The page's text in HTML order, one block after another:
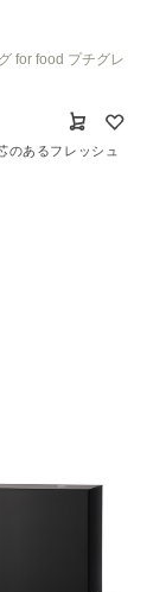
for food プチグレ
のあるフレッシュ